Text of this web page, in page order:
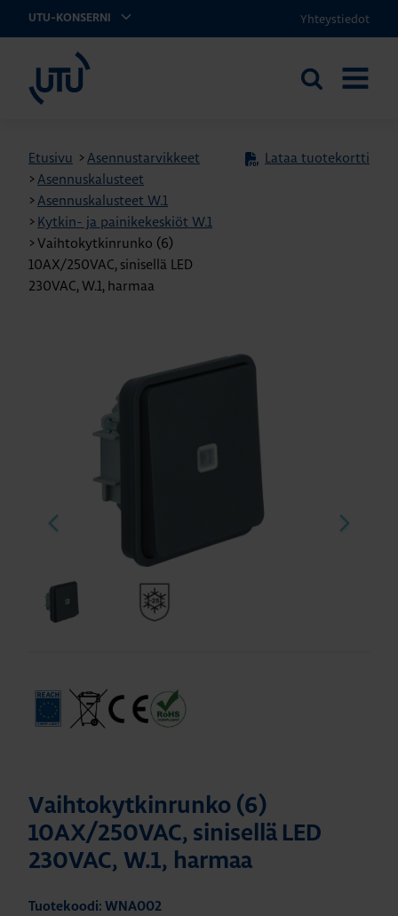
UTU-KONSERNI Yhteystiedot
Etsi
Etusivu >Asennustarvikkeet
>Asennuskalusteet
>Asennuskalusteet W.1
> Kytkin- ja painikekeskiöt W.1
>Vaihtokytkinrunko (6)
10AX/250VAC, sinisellä LED
230VAC, W.1, harmaa
Lataa tuotekortti
Vaihtokytkinrunko (6)
10AX/250VAC, sinisellä LED
230VAC, W.1, harmaa
Tuotekoodi: WNA002